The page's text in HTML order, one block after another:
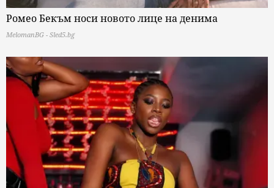
Ромео Бекъм носи новото лице на денима
MelomanBG - Sled5.bg